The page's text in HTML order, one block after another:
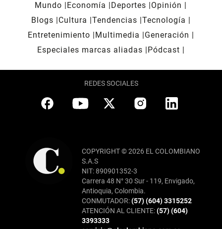
Mundo Economía Deportes
Opinión
Blogs
Cultura Tendencias Tecnología
Entretenimiento
Multimedia
Generación
Especiales marcas aliadas
Pódcast
REDES SOCIALES
COPYRIGHT © 2026 EL COLOMBIANO
S.A.S
NIT: 890901352-3
Carrera 48 N° 30 Sur - 119, Envigado,
Antioquia, Colombia.
CONMUTADOR:(57) (604) 3315252
ATENCIÓN AL CLIENTE:(57) (604)
3393333